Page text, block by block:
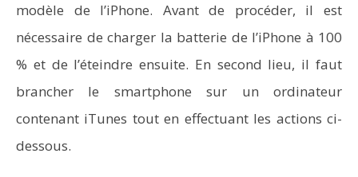
modèle de l’iPhone. Avant de procéder, il est
nécessaire de charger la batterie de l’iPhone à 100
% et de l’éteindre ensuite. En second lieu, il faut
brancher le smartphone sur un ordinateur
contenant iTunes tout en effectuant les actions ci-
dessous.